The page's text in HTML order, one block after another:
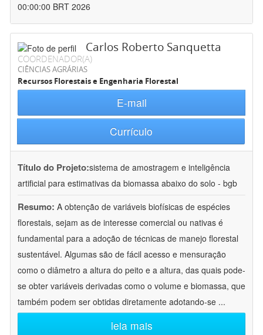
00:00:00 BRT 2026
Carlos Roberto Sanquetta
COORDENADOR(A)
CIÊNCIAS AGRÁRIAS
Recursos Florestais e Engenharia Florestal
E-mail
Currículo
Título do Projeto:sistema de amostragem e inteligência
artificial para estimativas da biomassa abaixo do solo - bgb
Resumo: A obtenção de variáveis biofísicas de espécies
florestais, sejam as de interesse comercial ou nativas é
fundamental para a adoção de técnicas de manejo florestal
sustentável. Algumas são de fácil acesso e mensuração
como o diâmetro a altura do peito e a altura, das quais pode-
se obter variáveis derivadas como o volume e biomassa, que
também podem ser obtidas diretamente adotando-se ...
leia mais